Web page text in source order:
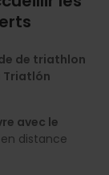
de triathlon
Triatlón
avec le
en distance